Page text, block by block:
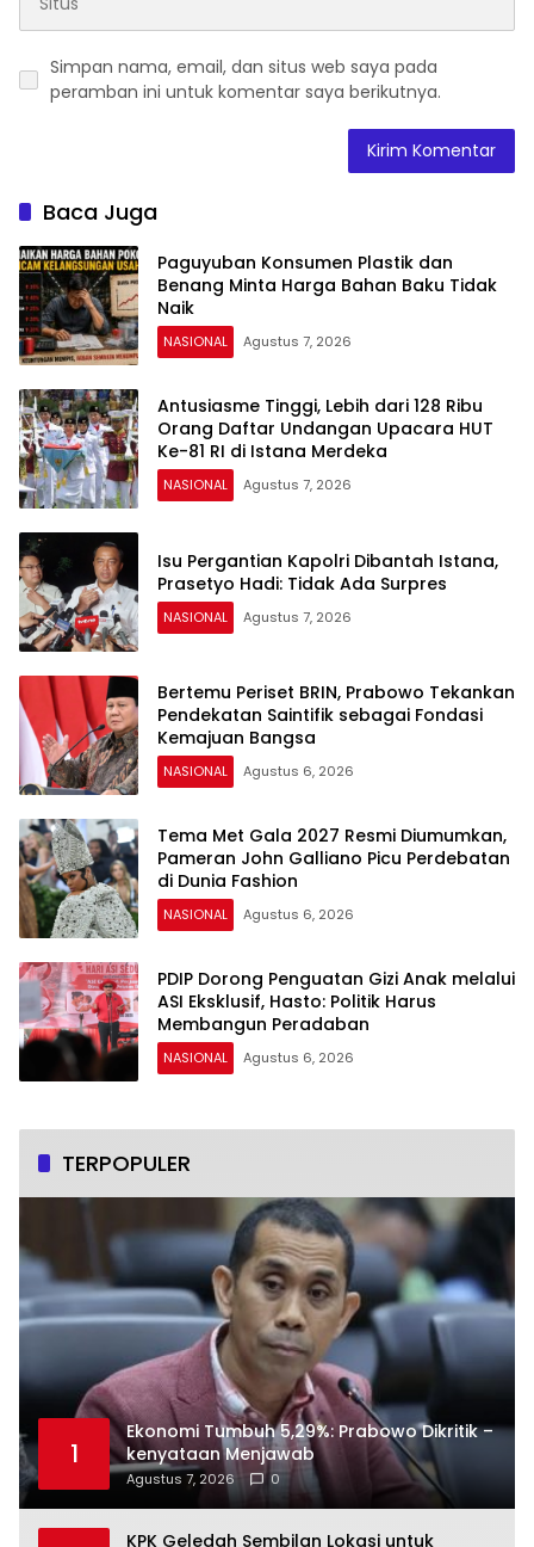
Simpan nama, email, dan situs web saya pada
peramban ini untuk komentar saya berikutnya.
Baca Juga
Paguyuban Konsumen Plastik dan
Benang Minta Harga Bahan Baku Tidak
Naik
NASIONAL Agustus 7, 2026
Antusiasme Tinggi, Lebih dari 128 Ribu
Orang Daftar Undangan Upacara HUT
Ke-81 RI di Istana Merdeka
NASIONAL Agustus 7, 2026
Isu Pergantian Kapolri Dibantah Istana,
Prasetyo Hadi: Tidak Ada Surpres
NASIONAL Agustus 7, 2026
Bertemu Periset BRIN, Prabowo Tekankan
Pendekatan Saintifik sebagai Fondasi
Kemajuan Bangsa
NASIONAL Agustus 6, 2026
Tema Met Gala 2027 Resmi Diumumkan,
Pameran John Galliano Picu Perdebatan
di Dunia Fashion
NASIONAL Agustus 6, 2026
PDIP Dorong Penguatan Gizi Anak melalui
ASI Eksklusif, Hasto: Politik Harus
Membangun Peradaban
NASIONAL Agustus 6, 2026
TERPOPULER
1
Ekonomi Tumbuh 5,29%: Prabowo Dikritik –
kenyataan Menjawab
Agustus 7, 2026 0
KPK Geledah Sembilan Lokasi untuk